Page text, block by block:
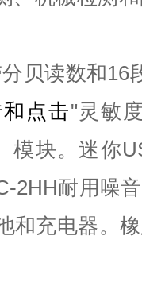
贝读数和16
点击"灵敏
模块。迷你
2HH耐用噪
和充电器。